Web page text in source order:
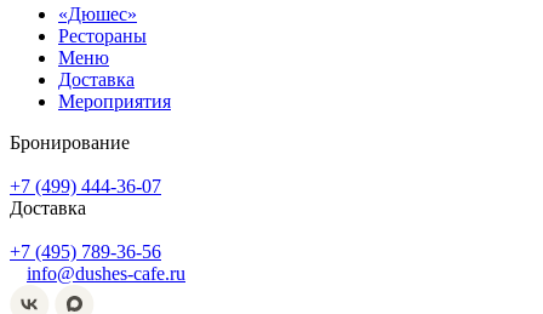
«Дюшес»
Рестораны
Меню
Доставка
Мероприятия
Бронирование
+7 (499) 444-36-07
Доставка
+7 (495) 789-36-56
info@dushes-cafe.ru